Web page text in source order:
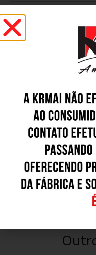
ACABAMENTO
BD - Black Diamond
GD - Graphite
HD - Hyper Diamond
BFD - Black Fosco
GFD - Graphite